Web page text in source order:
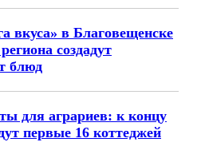
вкуса» в Благовещенске
создадут
блюд
для аграриев: к концу
первые 16 коттеджей